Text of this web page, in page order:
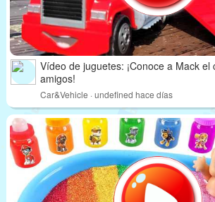
Vídeo de juguetes: ¡Conoce a Mack el
amigos!
Car&Vehicle · undefined hace días